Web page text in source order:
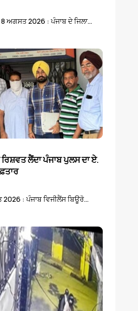
ਅਗਸਤ 2026 : ਪੰਜਾਬ ਦੇ ਜਿਲਾ...
ਰਿਸ਼ਵਤ ਲੈਂਦਾ ਪੰਜਾਬ ਪੁਲਸ ਦਾ ਏ.
: ਪੰਜਾਬ ਵਿਜੀਲੈਂਸ ਬਿਊਰੋ...